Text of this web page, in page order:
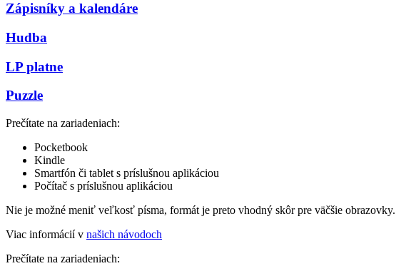
Zápisníky a kalendáre
Hudba
LP platne
Puzzle
Prečítate na zariadeniach:
Pocketbook
Kindle
Smartfón či tablet s príslušnou aplikáciou
Počítač s príslušnou aplikáciou
Nie je možné meniť veľkosť písma, formát je preto vhodný skôr pre väčšie obrazovky.
Viac informácií v našich návodoch
Prečítate na zariadeniach: